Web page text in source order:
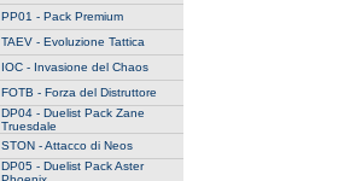
PP01 - Pack Premium
TAEV - Evoluzione Tattica
IOC - Invasione del Chaos
FOTB - Forza del Distruttore
DP04 - Duelist Pack Zane
Truesdale
STON - Attacco di Neos
DP05 - Duelist Pack Aster